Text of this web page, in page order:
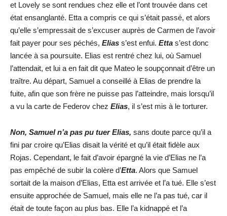
et Lovely se sont rendues chez elle et l’ont trouvée dans cet
état ensanglanté. Etta a compris ce qui s’était passé, et alors
qu’elle s’empressait de s’excuser auprès de Carmen de l’avoir
fait payer pour ses péchés, Elias s’est enfui. Etta s’est donc
lancée à sa poursuite. Elias est rentré chez lui, où Samuel
l’attendait, et lui a en fait dit que Mateo le soupçonnait d’être un
traître. Au départ, Samuel a conseillé à Elias de prendre la
fuite, afin que son frère ne puisse pas l’atteindre, mais lorsqu’il
a vu la carte de Federov chez Elias, il s’est mis à le torturer.
Non, Samuel n’a pas pu tuer Elias, sans doute parce qu’il a
fini par croire qu’Elias disait la vérité et qu’il était fidèle aux
Rojas. Cependant, le fait d’avoir épargné la vie d’Elias ne l’a
pas empêché de subir la colère d’Etta. Alors que Samuel
sortait de la maison d’Elias, Etta est arrivée et l’a tué. Elle s’est
ensuite approchée de Samuel, mais elle ne l’a pas tué, car il
était de toute façon au plus bas. Elle l’a kidnappé et l’a